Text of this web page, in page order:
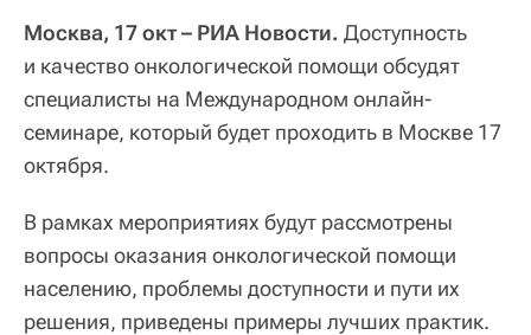
Москва, 17 окт – РИА Новости. Доступность
и качество онкологической помощи обсудят
специалисты на Международном онлайн-
семинаре, который будет проходить в Москве 17
октября.
В рамках мероприятиях будут рассмотрены
вопросы оказания онкологической помощи
населению, проблемы доступности и пути их
решения, приведены примеры лучших практик.